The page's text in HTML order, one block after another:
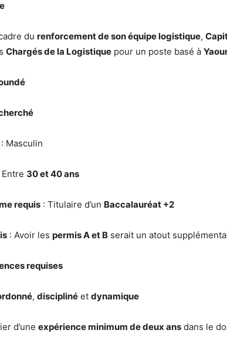
du renforcement de son équipe logistique,
Chargés de la Logistique pour un poste basé à
: Masculin
Entre 30 et 40 ans
requis : Titulaire d’un Baccalauréat +2
: Avoir les permis A et B serait un atout
requises
, discipliné et dynamique
d’une expérience minimum de deux ans dans le